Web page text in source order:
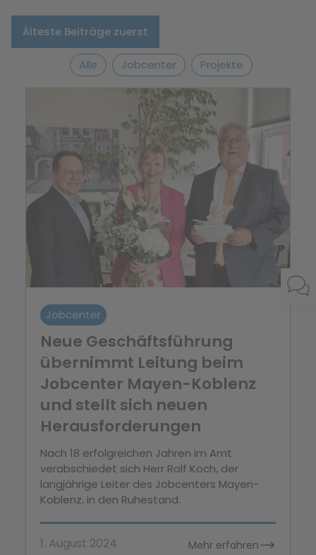
Älteste Beiträge zuerst
Alle Jobcenter Projekte
Jobcenter
Neue Geschäftsführung
übernimmt Leitung beim
Jobcenter Mayen-Koblenz
und stellt sich neuen
Herausforderungen
Nach 18 erfolgreichen Jahren im Amt
verabschiedet sich Herr Rolf Koch, der
langjährige Leiter des Jobcenters Mayen-
Koblenz, in den Ruhestand.
1. August 2024 Mehr erfahren